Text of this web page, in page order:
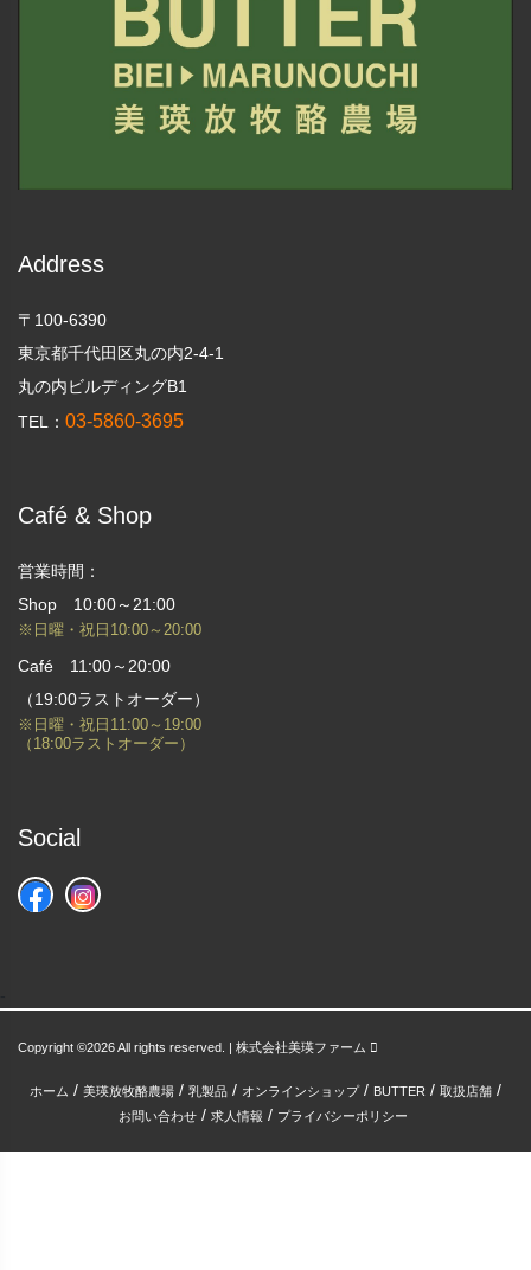
Address
〒100-6390
東京都千代田区丸の内2-4-1
丸の内ビルディングB1
TEL： 03-5860-3695
Café & Shop
営業時間：
Shop 10:00～21:00
※日曜・祝日10:00～20:00
Café 11:00～20:00
（19:00ラストオーダー）
※日曜・祝日11:00～19:00
（18:00ラストオーダー）
Social
Copyright ©2026 All rights reserved. | 株式会社美瑛ファーム
ホーム / 美瑛放牧酪農場 / 乳製品 / オンラインショップ / BUTTER / 取扱店舗 /
お問い合わせ / 求人情報 / プライバシーポリシー